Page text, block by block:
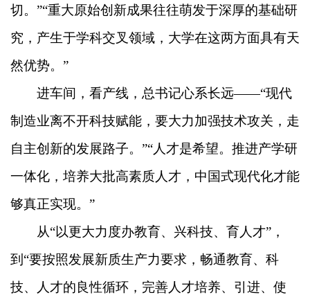
切。”“重大原始创新成果往往萌发于深厚的基础研
究，产生于学科交叉领域，大学在这两方面具有天
然优势。”
进车间，看产线，总书记心系长远——“现代
制造业离不开科技赋能，要大力加强技术攻关，走
自主创新的发展路子。”“人才是希望。推进产学研
一体化，培养大批高素质人才，中国式现代化才能
够真正实现。”
从“以更大力度办教育、兴科技、育人才”，
到“要按照发展新质生产力要求，畅通教育、科
技、人才的良性循环，完善人才培养、引进、使